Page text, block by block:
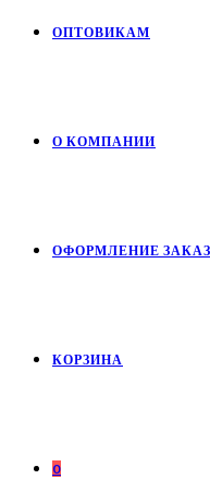
ОПТОВИКАМ
О КОМПАНИИ
ОФОРМЛЕНИЕ
КОРЗИНА
0